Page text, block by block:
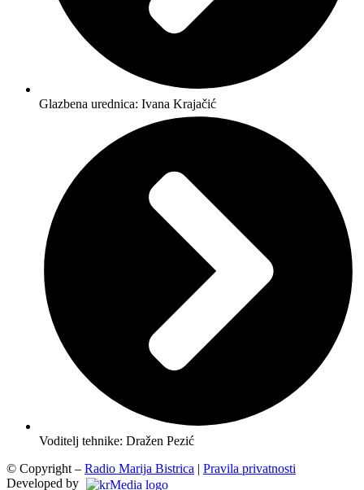
Glazbena urednica: Ivana Krajačić
Voditelj tehnike: Dražen Pezić
© Copyright – Radio Marija Bistrica | Pravila privatnosti
Developed by